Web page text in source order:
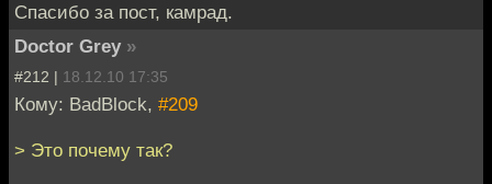
Спасибо за пост, камрад.
Doctor Grey »
#212 | 18.12.10 17:35
Кому: BadBlock, #209
> Это почему так?